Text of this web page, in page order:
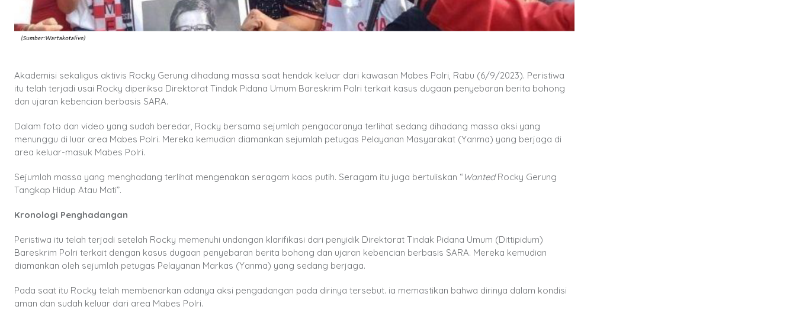
Akademisi sekaligus aktivis Rocky Gerung dihadang massa saat hendak keluar dari kawasan Mabes Polri, Rabu (6/9/2023). Peristiwa
itu telah terjadi usai Rocky diperiksa Direktorat Tindak Pidana Umum Bareskrim Polri terkait kasus dugaan penyebaran berita bohong
dan ujaran kebencian berbasis SARA.
Dalam foto dan video yang sudah beredar, Rocky bersama sejumlah pengacaranya terlihat sedang dihadang massa aksi yang
menunggu di luar area Mabes Polri. Mereka kemudian diamankan sejumlah petugas Pelayanan Masyarakat (Yanma) yang berjaga di
area keluar-masuk Mabes Polri.
Sejumlah massa yang menghadang terlihat mengenakan seragam kaos putih. Seragam itu juga bertuliskan “WantedRocky Gerung
Tangkap Hidup Atau Mati”.
Kronologi Penghadangan
Peristiwa itu telah terjadi setelah Rocky memenuhi undangan klarifikasi dari penyidik Direktorat Tindak Pidana Umum (Dittipidum)
Bareskrim Polri terkait dengan kasus dugaan penyebaran berita bohong dan ujaran kebencian berbasis SARA. Mereka kemudian
diamankan oleh sejumlah petugas Pelayanan Markas (Yanma) yang sedang berjaga.
Pada saat itu Rocky telah membenarkan adanya aksi pengadangan pada dirinya tersebut. ia memastikan bahwa dirinya dalam kondisi
aman dan sudah keluar dari area Mabes Polri.